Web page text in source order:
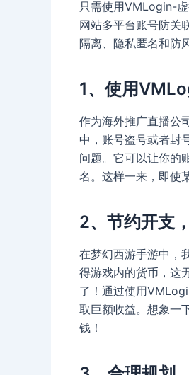
只需使用VMLogin-
网站多平台账号防关
隔离、隐私匿名和防
1、使用
作为海外推广直播公
中，账号盗号或者封
问题。它可以让你的
名。这样一来，即使
2、节约开支
在梦幻西游手游中，
得游戏内的货币，这
了！通过使用
取巨额收益。想象一
钱！